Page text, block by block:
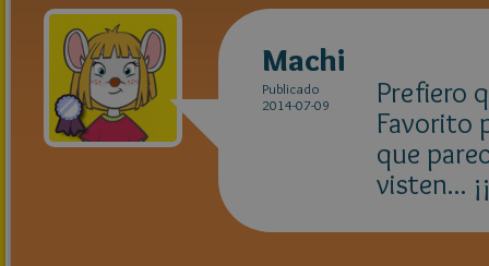
Machi
Publicado
2014-07-09
Prefiero
Favorito
que
visten...